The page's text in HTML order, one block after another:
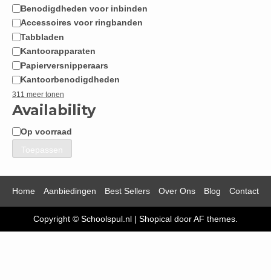
Benodigdheden voor inbinden
Accessoires voor ringbanden
Tabbladen
Kantoorapparaten
Papierversnipperaars
Kantoorbenodigdheden
311 meer tonen
Availability
Beschikbaarheid
Op voorraad
Toepassen
Home Aanbiedingen Best Sellers Over Ons Blog Contact
Copyright © Schoolspul.nl | Shopical door AF themes.